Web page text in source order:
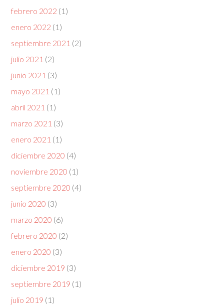
febrero 2022 (1)
enero 2022 (1)
septiembre 2021 (2)
julio 2021 (2)
junio 2021 (3)
mayo 2021 (1)
abril 2021 (1)
marzo 2021 (3)
enero 2021 (1)
diciembre 2020 (4)
noviembre 2020 (1)
septiembre 2020 (4)
junio 2020 (3)
marzo 2020 (6)
febrero 2020 (2)
enero 2020 (3)
diciembre 2019 (3)
septiembre 2019 (1)
julio 2019 (1)